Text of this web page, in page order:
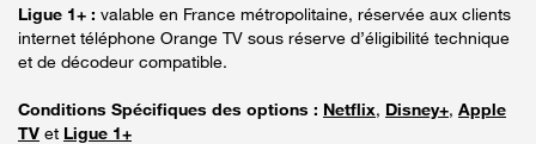
Ligue 1+ : valable en France métropolitaine, réservée aux clients
internet téléphone Orange TV sous réserve d’éligibilité technique
et de décodeur compatible.
Conditions Spécifiques des options : Netflix, Disney+, Apple
TV et Ligue 1+